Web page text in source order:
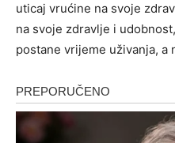
uticaj vrućine na svoje
na svoje zdravlje i
postane vrijeme uživanja, a